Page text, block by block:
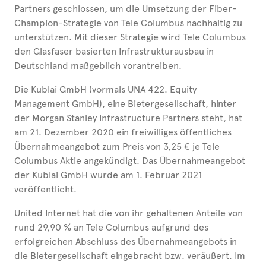
Partners geschlossen, um die Umsetzung der Fiber-
Champion-Strategie von Tele Columbus nachhaltig zu
unterstützen. Mit dieser Strategie wird Tele Columbus
den Glasfaser basierten Infrastrukturausbau in
Deutschland maßgeblich vorantreiben.
Die Kublai GmbH (vormals UNA 422. Equity
Management GmbH), eine Bietergesellschaft, hinter
der Morgan Stanley Infrastructure Partners steht, hat
am 21. Dezember 2020 ein freiwilliges öffentliches
Übernahmeangebot zum Preis von 3,25 € je Tele
Columbus Aktie angekündigt. Das Übernahmeangebot
der Kublai GmbH wurde am 1. Februar 2021
veröffentlicht.
United Internet hat die von ihr gehaltenen Anteile von
rund 29,90 % an Tele Columbus aufgrund des
erfolgreichen Abschluss des Übernahmeangebots in
die Bietergesellschaft eingebracht bzw. veräußert. Im